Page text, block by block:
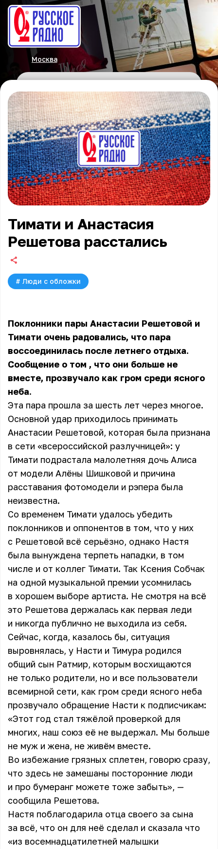
Москва
Тимати и Анастасия
Решетова расстались
# Люди с обложки
Поклонники пары Анастасии Решетовой и
Тимати очень радовались, что пара
воссоединилась после летнего отдыха.
Сообщение о том , что они больше не
вместе, прозвучало как гром среди ясного
неба.
Эта пара прошла за шесть лет через многое.
Основной удар приходилось принимать
Анастасии Решетовой, которая была признана
в сети «всероссийской разлучницей»: у
Тимати подрастала малолетняя дочь Алиса
от модели Алёны Шишковой и причина
расставания фотомодели и рэпера была
неизвестна.
Со временем Тимати удалось убедить
поклонников и оппонентов в том, что у них
с Решетовой всё серьёзно, однако Настя
была вынуждена терпеть нападки, в том
числе и от коллег Тимати. Так Ксения Собчак
на одной музыкальной премии усомнилась
в хорошем выборе артиста. Не смотря на всё
это Решетова держалась как первая леди
и никогда публично не выходила из себя.
Сейчас, когда, казалось бы, ситуация
выровнялась, у Насти и Тимура родился
общий сын Ратмир, которым восхищаются
не только родители, но и все пользователи
всемирной сети, как гром среди ясного неба
прозвучало обращение Насти к подписчикам:
«Этот год стал тяжёлой проверкой для
многих, наш союз её не выдержал. Мы больше
не муж и жена, не живём вместе.
Во избежание грязных сплетен, говорю сразу,
что здесь не замешаны посторонние люди
и про бумеранг можете тоже забыть», —
сообщила Решетова.
Настя поблагодарила отца своего за сына
за всё, что он для неё сделал и сказала что
«из восемнадцатилетней малышки